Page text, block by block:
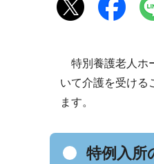
特別養護老人ホ
いて介護を受ける
ます。
特例入所